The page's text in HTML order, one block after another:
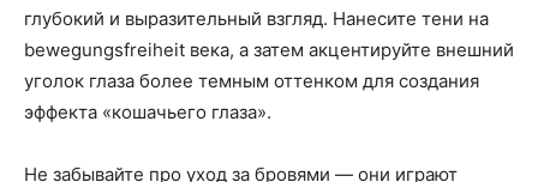
глубокий и выразительный взгляд. Нанесите тени на
bewegungsfreiheit века, а затем акцентируйте внешний
уголок глаза более темным оттенком для создания
эффекта «кошачьего глаза».
Не забывайте про уход за бровями — они играют